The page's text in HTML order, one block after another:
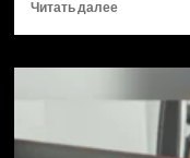
Читать далееПрочитать
Впервые
истории
компьютер
NVIDIA